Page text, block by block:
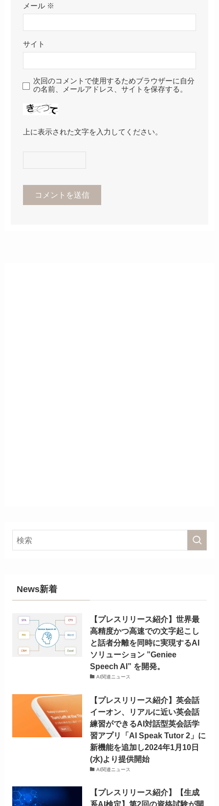
メール ※
サイト
次回のコメントで使用するためブラウザーに自分
の名前、メールアドレス、サイトを保存する。
上に表示された文字を入力してください。
News新着
【プレスリリース紹介】世界最
高精度かつ高速での文字起こし
と話者分離を同時に実現するAI
ソリューション ”Geniee
Speech AI” を開発。
AI関連ニュース
【プレスリリース紹介】英会話
イーオン、リアルに近い英会話
練習ができるAI対話型英会話学
習アプリ「AI Speak Tutor 2」に
新機能を追加し2024年1月10日
(水)より提供開始
AI関連ニュース
【プレスリリース紹介】【生成
系AI検定】第2回の資格試験が開